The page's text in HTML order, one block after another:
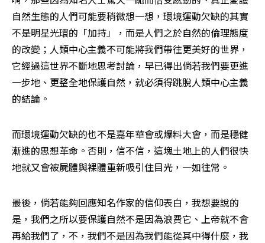
自然生態的人們可能要稍微想一想，環境運動欠缺的其實
不是明星光環的「加持」，而是人們之於自然的倫理態度
的改變；人類中心主義不可能將我們帶往更美好的世界，
它經過這世界不斷地思考討論，早已得出倘若我們要更進
一步地、更整全地保護自然，就必須得跳脫人類中心主義
的結論。
而環境運動欠缺的也不是嘉年華會或爆料大會，而是穩健
漸進的思想革命。否則，信不信，這塊土地上的人們很快
地就又會被屍體與裸體重新吸引住目光，一如往常。
最後，倘若能夠回應知名作家的信仰表白，我想要說的
是，我們之所以要保護自然不是因為浪費它、上帝就不會
再給我們了，不，我們不是因為我們能從其中得什麼，我